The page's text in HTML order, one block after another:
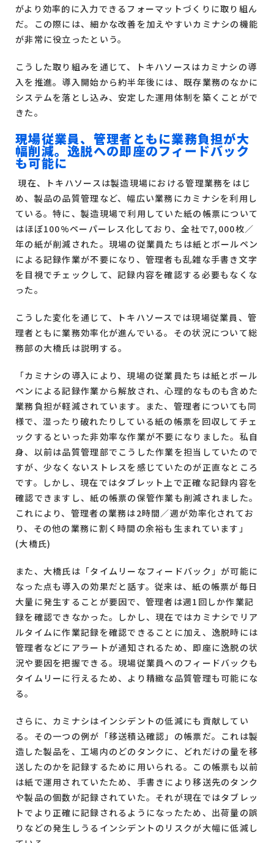
がより効率的に入力できるフォーマットづくりに取り組ん
だ。この際には、細かな改善を加えやすいカミナシの機能
が非常に役立ったという。
こうした取り組みを通じて、トキハソースはカミナシの導
入を推進。導入開始から約半年後には、既存業務のなかに
システムを落とし込み、安定した運用体制を築くことがで
きた。
現場従業員、管理者ともに業務負担が大
幅削減。逸脱への即座のフィードバック
も可能に
現在、トキハソースは製造現場における管理業務をはじ
め、製品の品質管理など、幅広い業務にカミナシを利用し
ている。特に、製造現場で利用していた紙の帳票について
はほぼ100%ペーパーレス化しており、全社で7,000枚／
年の紙が削減された。現場の従業員たちは紙とボールペン
による記録作業が不要になり、管理者も乱雑な手書き文字
を目視でチェックして、記録内容を確認する必要もなくな
った。
こうした変化を通じて、トキハソースでは現場従業員、管
理者ともに業務効率化が進んでいる。その状況について総
務部の大橋氏は説明する。
「カミナシの導入により、現場の従業員たちは紙とボール
ペンによる記録作業から解放され、心理的なものも含めた
業務負担が軽減されています。また、管理者についても同
様で、湿ったり破れたりしている紙の帳票を回収してチェ
ックするといった非効率な作業が不要になりました。私自
身、以前は品質管理部でこうした作業を担当していたので
すが、少なくないストレスを感じていたのが正直なところ
です。しかし、現在ではタブレット上で正確な記録内容を
確認できますし、紙の帳票の保管作業も削減されました。
これにより、管理者の業務は2時間／週が効率化されてお
り、その他の業務に割く時間の余裕も生まれています」
(大橋氏)
また、大橋氏は「タイムリーなフィードバック」が可能に
なった点も導入の効果だと話す。従来は、紙の帳票が毎日
大量に発生することが要因で、管理者は週1回しか作業記
録を確認できなかった。しかし、現在ではカミナシでリア
ルタイムに作業記録を確認できることに加え、逸脱時には
管理者などにアラートが通知されるため、即座に逸脱の状
況や要因を把握できる。現場従業員へのフィードバックも
タイムリーに行えるため、より精緻な品質管理も可能にな
る。
さらに、カミナシはインシデントの低減にも貢献してい
る。その一つの例が「移送積込確認」の帳票だ。これは製
造した製品を、工場内のどのタンクに、どれだけの量を移
送したのかを記録するために用いられる。この帳票も以前
は紙で運用されていたため、手書きにより移送先のタンク
や製品の個数が記録されていた。それが現在ではタブレッ
トでより正確に記録されるようになったため、出荷量の誤
りなどの発生しうるインシデントのリスクが大幅に低減し